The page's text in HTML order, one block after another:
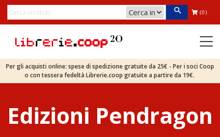
(0)
Per gli acquisti online: spese di spedizione gratuite da 25€ - Per i soci Coop
o con tessera fedeltà Librerie.coop gratuite a partire da 19€.
Edizioni Pendragon